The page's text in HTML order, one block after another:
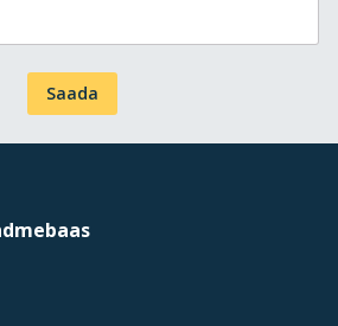
Saada